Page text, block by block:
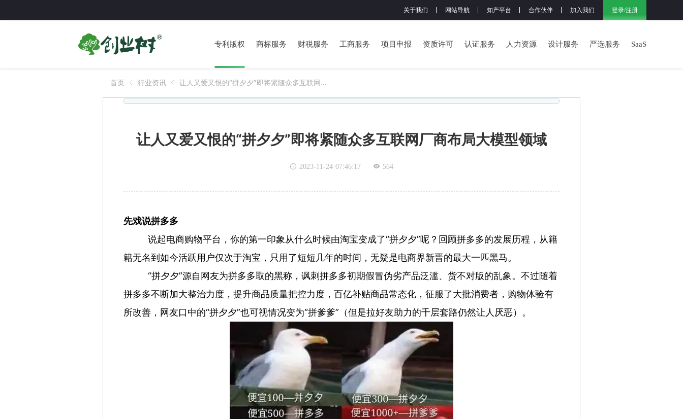
关于我们 网站导航 知产平台 合作伙伴 加入我们 登录/注册
专利版权 商标服务 财税服务 工商服务 项目申报 资质许可 认证服务 人力资源 设计服务 严选服务 SaaS
首页 行业资讯
让人又爱又恨的“拼夕夕”即将紧随众多互联网厂
让人又爱又恨的“拼夕夕”即将紧随众多互联网厂商布局大模型领域
2023-11-24 07:46:17 564
先戏说拼多多
说起电商购物平台，你的第一印象从什么时候由淘宝变成了“拼夕夕”呢？回顾拼多多的发展历程，从籍
籍无名到如今活跃用户仅次于淘宝，只用了短短几年的时间，无疑是电商界新晋的最大一匹黑马。
“拼夕夕”源自网友为拼多多取的黑称，讽刺拼多多初期假冒伪劣产品泛滥、货不对版的乱象。不过随着
拼多多不断加大整治力度，提升商品质量把控力度，百亿补贴商品常态化，征服了大批消费者，购物体验有
所改善，网友口中的“拼夕夕”也可视情况变为“拼爹爹”（但是拉好友助力的千层套路仍然让人厌恶）。